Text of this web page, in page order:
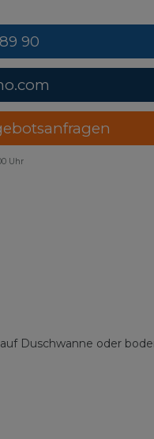
90
Uhr
Duschwanne oder